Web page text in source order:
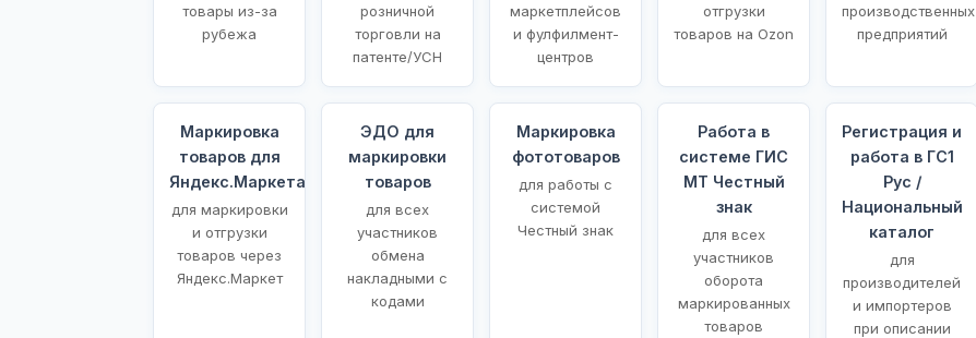
товары из-за
рубежа
розничной
торговли на
патенте/УСН
маркетплейсов
и фулфилмент-
центров
отгрузки
товаров на Ozon
производственных
предприятий
Маркировка
товаров для
Яндекс.Маркета
для маркировки
и отгрузки
товаров через
Яндекс.Маркет
ЭДО для
маркировки
товаров
для всех
участников
обмена
накладными с
кодами
Маркировка
фототоваров
для работы с
системой
Честный знак
Работа в
системе ГИС
МТ Честный
знак
для всех
участников
оборота
маркированных
товаров
Регистрация и
работа в ГС1
Рус /
Национальный
каталог
для
производителей
и импортеров
при описании